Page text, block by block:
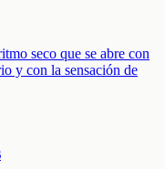
seco que se abre con
y con la sensación de